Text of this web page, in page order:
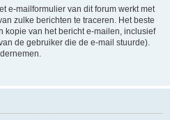
e-mailformulier van dit forum werkt met
zulke berichten te traceren. Het beste
kopie van het bericht e-mailen, inclusief
de gebruiker die de e-mail stuurde).